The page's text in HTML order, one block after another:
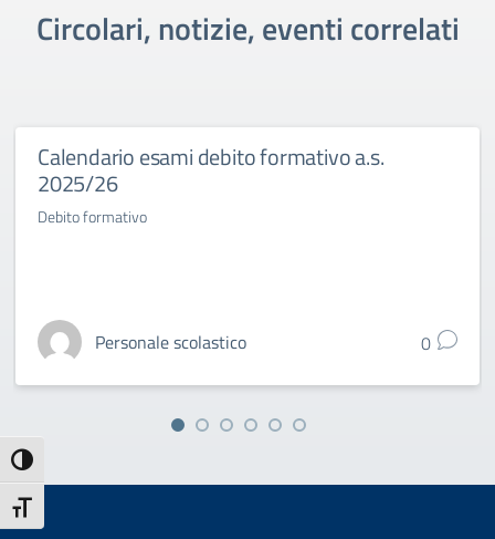
Attiva/disattiva alto contrasto
Attiva/disattiva dimensione testo
Circolari, notizie, eventi correlati
Calendario esami debito formativo a.s.
2025/26
Debito formativo
Personale scolastico 0